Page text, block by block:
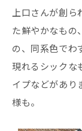
上口さんが創ら
た鮮やかなもの
の、同系色でわ
現れるシックな
イプなどがあり
様も。